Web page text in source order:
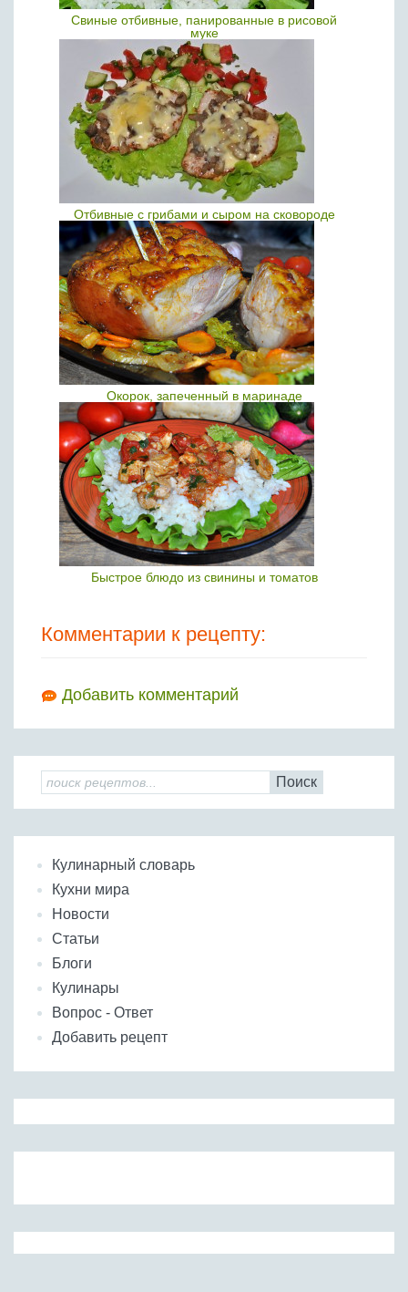
Свиные отбивные, панированные в рисовой
муке
Отбивные с грибами и сыром на сковороде
Окорок, запеченный в маринаде
Быстрое блюдо из свинины и томатов
Комментарии к рецепту:
Добавить комментарий
Поиск
Кулинарный словарь
Кухни мира
Новости
Статьи
Блоги
Кулинары
Вопрос - Ответ
Добавить рецепт